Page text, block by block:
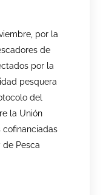
por la
de
por la
pesquera
del
la Unión
cofinanciadas
de Pesca